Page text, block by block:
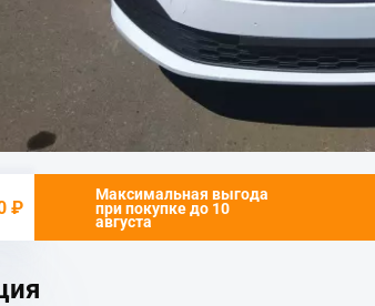
₽
Максимальная выгода
при покупке до 10
августа